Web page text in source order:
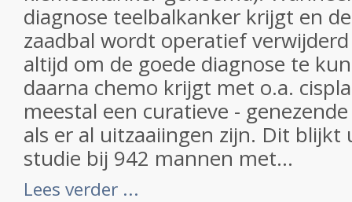
diagnose teelbalkanker krijgt en
zaadbal wordt operatief
altijd om de goede diagnose te
daarna chemo krijgt met o.a.
meestal een curatieve -
als er al uitzaaiingen zijn. Dit blijkt
studie bij 942 mannen met...
Lees verder ...